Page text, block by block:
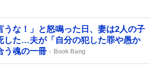
うな！」と怒鳴った日、妻は2人の子
した…夫が「自分の犯した罪や愚か
う魂の一冊
Book Bang